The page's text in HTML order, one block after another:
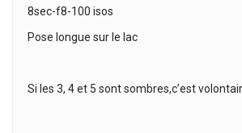
8sec-f8-100 isos
Pose longue sur le lac
Si les 3, 4 et 5 sont sombres,c’est